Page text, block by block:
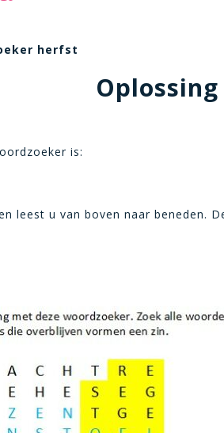
herfst
is:
leest u van boven naar beneden.